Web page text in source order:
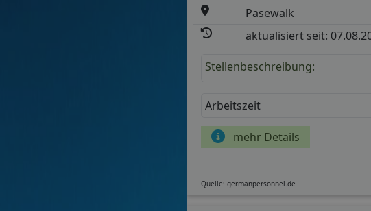
Pasewalk
aktualisiert seit:
Stellenbeschreibung:
Arbeitszeit
mehr Details
Quelle: germanpersonnel.de